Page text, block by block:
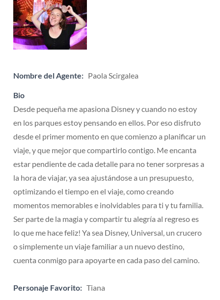
Nombre del Agente: Paola Scirgalea
Bio
Desde pequeña me apasiona Disney y cuando no estoy
en los parques estoy pensando en ellos. Por eso disfruto
desde el primer momento en que comienzo a planificar un
viaje, y que mejor que compartirlo contigo. Me encanta
estar pendiente de cada detalle para no tener sorpresas a
la hora de viajar, ya sea ajustándose a un presupuesto,
optimizando el tiempo en el viaje, como creando
momentos memorables e inolvidables para ti y tu familia.
Ser parte de la magia y compartir tu alegría al regreso es
lo que me hace feliz! Ya sea Disney, Universal, un crucero
o simplemente un viaje familiar a un nuevo destino,
cuenta conmigo para apoyarte en cada paso del camino.
Personaje Favorito: Tiana